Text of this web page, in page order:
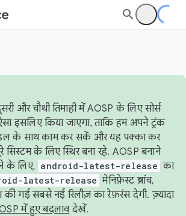
और चौथी तिमाही में AOSP के लिए सोर्स
इसलिए किया जाएगा, ताकि हम अपने ट्रंक
के साथ काम कर सकें और यह पक्का कर
सिस्टम के लिए स्थिर बना रहे. AOSP बनाने
के लिए, android-latest-release का
latest-release मेनिफ़ेस्ट ब्रांच,
की गई सबसे नई रिलीज़ का रेफ़रंस देगी. ज़्यादा
में हुए बदलावदेखें.